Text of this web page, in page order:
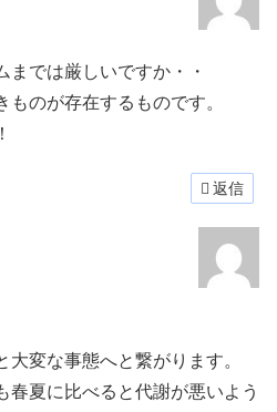
までは厳しいですか・・
のが存在するものです。
返信
変な事態へと繋がります。
春夏に比べると代謝が悪いよう